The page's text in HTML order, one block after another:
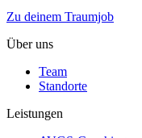
Zu deinem Traumjob
Über uns
Team
Standorte
Leistungen